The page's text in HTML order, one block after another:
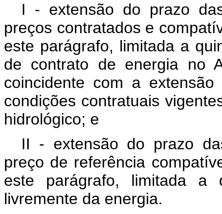
I - extensão do prazo
preços contratados e
este parágrafo, limitada a
de contrato de energia no
coincidente com a
condições contratuais
hidrológico; e
II - extensão do prazo
preço de referência
este parágrafo, limitada a
livremente da energia.